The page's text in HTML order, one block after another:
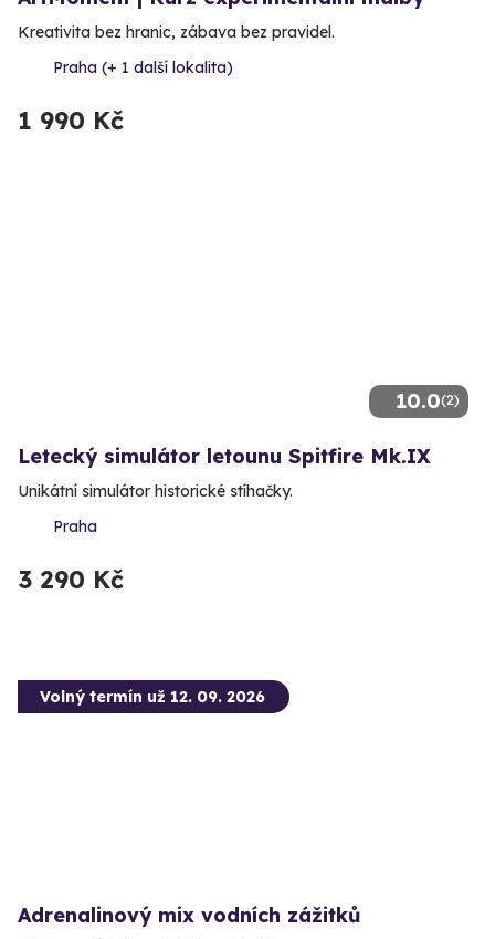
Kreativita bez hranic, zábava bez pravidel.
Praha (+ 1 další lokalita)
1 990 Kč
10.0(2)
Letecký simulátor letounu Spitfire Mk.IX
Unikátní simulátor historické stíhačky.
Praha
3 290 Kč
Volný termín už 12. 09. 2026
Adrenalinový mix vodních zážitků